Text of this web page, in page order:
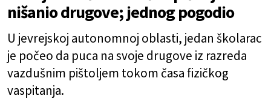
nišanio drugove; jednog pogodio
U jevrejskoj autonomnoj oblasti, jedan školarac
je počeo da puca na svoje drugove iz razreda
vazdušnim pištoljem tokom časa fizičkog
vaspitanja.